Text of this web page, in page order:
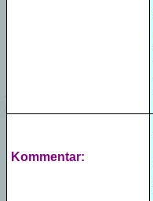
Kommentar: